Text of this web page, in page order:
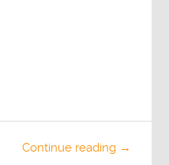
Continue reading →